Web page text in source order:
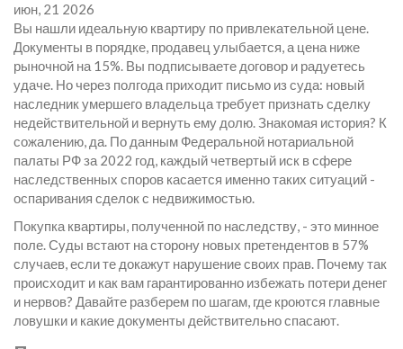
июн, 21 2026
Вы нашли идеальную квартиру по привлекательной цене.
Документы в порядке, продавец улыбается, а цена ниже
рыночной на 15%. Вы подписываете договор и радуетесь
удаче. Но через полгода приходит письмо из суда: новый
наследник умершего владельца требует признать сделку
недействительной и вернуть ему долю. Знакомая история? К
сожалению, да. По данным Федеральной нотариальной
палаты РФ за 2022 год, каждый четвертый иск в сфере
наследственных споров касается именно таких ситуаций -
оспаривания сделок с недвижимостью.
Покупка квартиры, полученной по наследству, - это минное
поле. Суды встают на сторону новых претендентов в 57%
случаев, если те докажут нарушение своих прав. Почему так
происходит и как вам гарантированно избежать потери денег
и нервов? Давайте разберем по шагам, где кроются главные
ловушки и какие документы действительно спасают.